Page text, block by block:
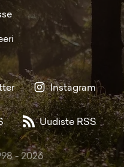
Instagram
Uudiste RSS
-2026